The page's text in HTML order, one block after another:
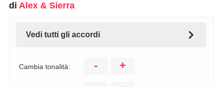
di Alex & Sierra
Vedi tutti gli accordi
Cambia tonalità: - +